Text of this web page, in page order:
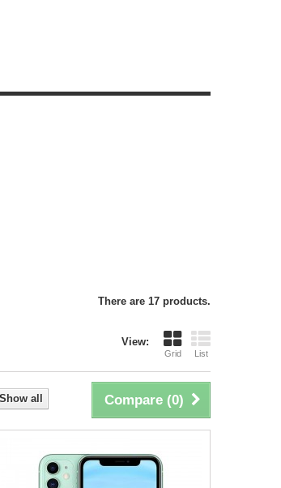
There are 17 products.
View:
Grid List
Compare (0)
Show all